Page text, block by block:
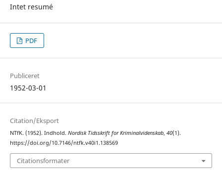
Intet resumé
PDF
Publiceret
1952-03-01
Citation/Eksport
NTfK. (1952). Indhold. Nordisk Tidsskrift for Kriminalvidenskab, 40(1).
https://doi.org/10.7146/ntfk.v40i1.138569
Citationsformater